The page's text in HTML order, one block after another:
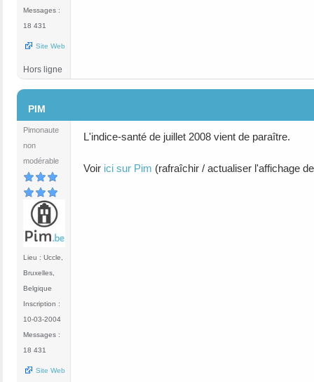
Messages :
18 431
Site Web
Hors ligne
PIM
Pimonaute
non
modérable
Lieu : Uccle,
Bruxelles,
Belgique
Inscription :
10-03-2004
Messages :
18 431
Site Web
L'indice-santé de juillet 2008 vient de paraître.
Voir ici sur Pim (rafraîchir / actualiser l'affichage